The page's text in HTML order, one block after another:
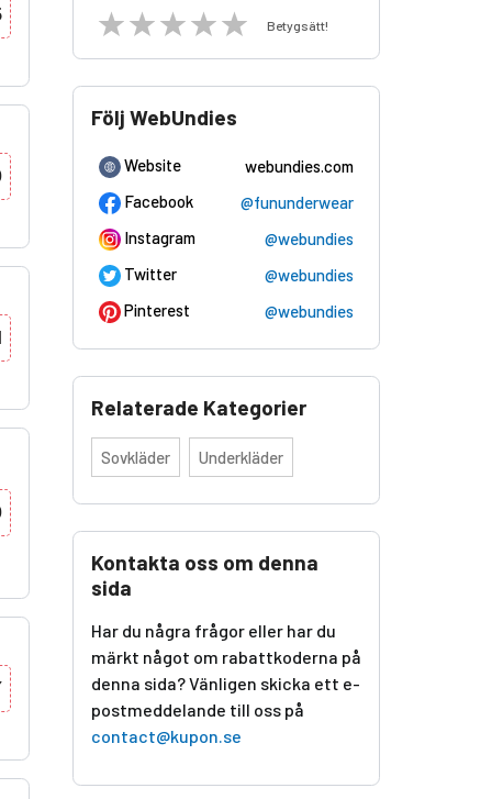
Betygsätt!
Följ WebUndies
Website
webundies.com
Facebook
@fununderwear
Instagram
@webundies
Twitter
@webundies
Pinterest
@webundies
Relaterade Kategorier
Sovkläder Underkläder
Kontakta oss om denna
sida
Har du några frågor eller har du
märkt något om rabattkoderna på
denna sida? Vänligen skicka ett e-
postmeddelande till oss på
contact@kupon.se